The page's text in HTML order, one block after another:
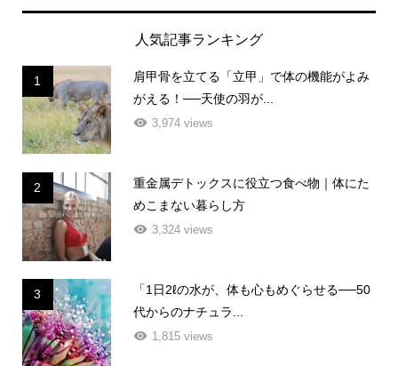
人気記事ランキング
1
肩甲骨を立てる「立甲」で体の機能がよみ
がえる！──天使の羽が...
3,974 views
2
重金属デトックスに役立つ食べ物｜体にた
めこまない暮らし方
3,324 views
3
「1日2ℓの水が、体も心もめぐらせる──50
代からのナチュラ...
1,815 views